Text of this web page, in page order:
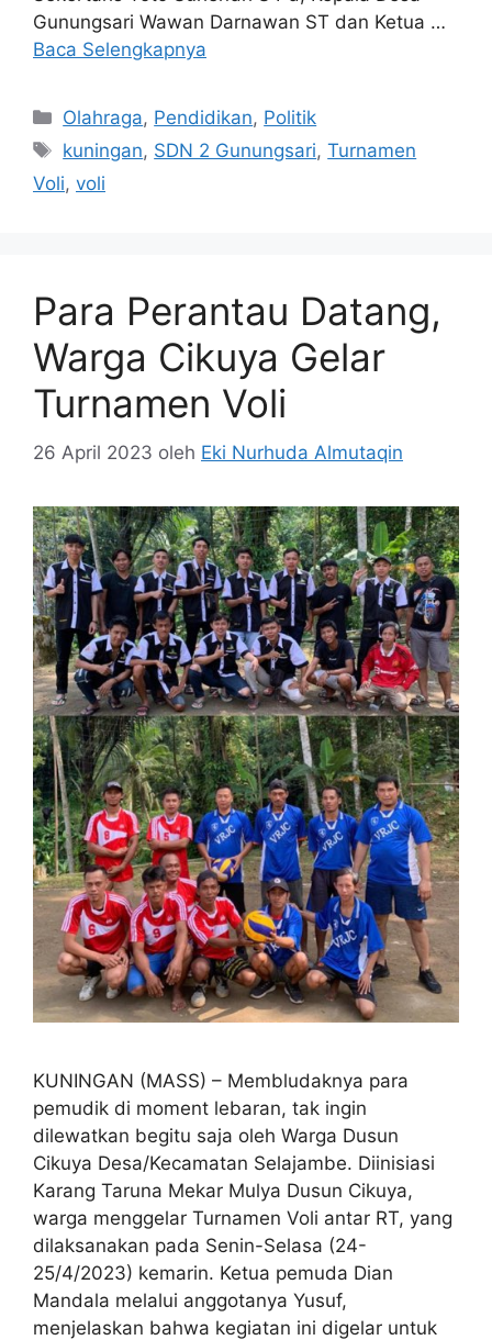
Gunungsari Wawan Darnawan ST dan Ketua …
Baca Selengkapnya
Kategori
Olahraga, Pendidikan, Politik
Tag
kuningan, SDN 2 Gunungsari,Turnamen
Voli, voli
Para Perantau Datang,
Warga Cikuya Gelar
Turnamen Voli
26 April 2023 oleh Eki Nurhuda Almutaqin
KUNINGAN (MASS) – Membludaknya para
pemudik di moment lebaran, tak ingin
dilewatkan begitu saja oleh Warga Dusun
Cikuya Desa/Kecamatan Selajambe. Diinisiasi
Karang Taruna Mekar Mulya Dusun Cikuya,
warga menggelar Turnamen Voli antar RT, yang
dilaksanakan pada Senin-Selasa (24-
25/4/2023) kemarin. Ketua pemuda Dian
Mandala melalui anggotanya Yusuf,
menjelaskan bahwa kegiatan ini digelar untuk